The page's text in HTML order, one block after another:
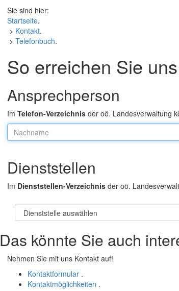
Sie sind hier:
Startseite.
> Kontakt.
> Telefonbuch.
So erreichen Sie
Ansprechperson
Im Telefon-Verzeichnis der oö. Landesverwaltung
Nachname:
Dienststellen
Im Dienststellen-Verzeichnis der oö.
Das könnte Sie auch
Nehmen Sie mit uns Kontakt auf!
Kontaktformular .
Kontaktmöglichkeiten .